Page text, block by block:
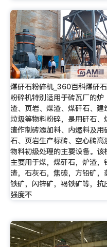
煤矸石粉碎机_360百科煤矸石
粉碎机特别适用于砖瓦厂的炉
渣、页岩、煤渣、煤矸石、建
垃圾等物料粉碎，是用矸石、
渣作制砖添加料、内燃料及用
石、页岩生产标砖、空心砖高
物料初级处理的主要设备。该
主要用于煤，煤矸石，炉渣，
渣，石灰石，焦碳，方铅矿，
铁矿，闪锌矿，褐铁矿等，抗
强度不